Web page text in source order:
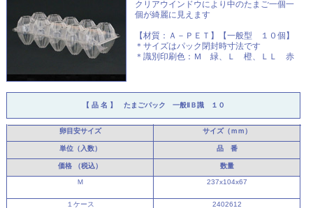
クリアウインドウにより中のたまご一個一
個が綺麗に見えます
【材質：Ａ－ＰＥＴ】【一般型 １０個】
＊サイズはパック閉封時寸法です
＊識別印刷色：Ｍ 緑、Ｌ 橙、ＬＬ 赤
【 品 名 】 たまごパック 一般ⅡＢ識 １０
卵目安サイズ サイズ（ｍｍ）
単位（入数） 品 番
価格 （税込） 数量
Ｍ 237x104x67
１ケース
2402612